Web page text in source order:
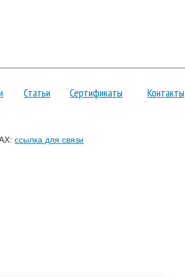
Статьи Сертификаты Контакты
ссылка для связи